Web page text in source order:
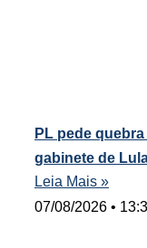
PL pede
gabinete de
Leia Mais »
07/08/2026